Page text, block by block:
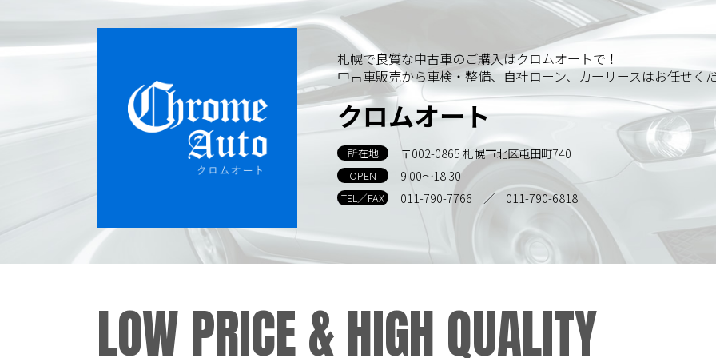
札幌で良質な中古車のご購入はクロムオートで！
中古車販売から車検・整備、自社ローン、カーリースはお任せく
クロムオート
所在地 〒002-0865 札幌市北区屯田町740
OPEN 9:00～18:30
TEL／FAX 011-790-7766 ／ 011-790-6818
LOW PRICE &HIGH QUALITY